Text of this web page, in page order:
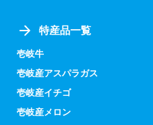
特産品一覧
壱岐牛
壱岐産アスパラガス
壱岐産イチゴ
壱岐産メロン